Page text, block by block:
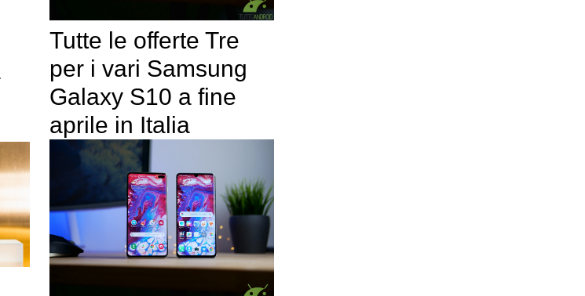
Tutte le offerte Tre
per i vari Samsung
Galaxy S10 a fine
aprile in Italia